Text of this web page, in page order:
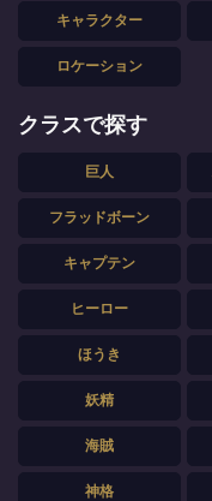
キャラクター
ロケーション
クラスで探す
巨人
フラッドボーン
キャプテン
ヒーロー
ほうき
妖精
海賊
神格